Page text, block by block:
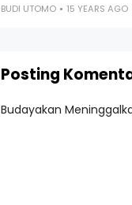
BUDI UTOMO 15 YEARS AGO
Posting
Budayakan